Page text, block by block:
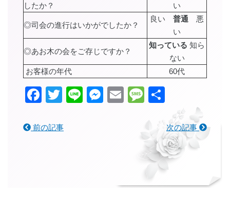
したか？
い
◎司会の進行はいかがでしたか？
良い 普通 悪
い
◎あお木の会をご存じですか？
知っている 知ら
ない
お客様の年代
60代
Facebook
Twitter
LineMessenger
EmailMessage
有
前の記事 次の記事